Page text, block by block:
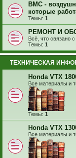
BMC -
которые
Темы: 1
РЕМОНТ И
Всё, что связано
Темы: 1
ТЕХНИЧЕСКАЯ
Honda VTX
Все материалы и
Темы: 1
Honda VTX
Все материалы и